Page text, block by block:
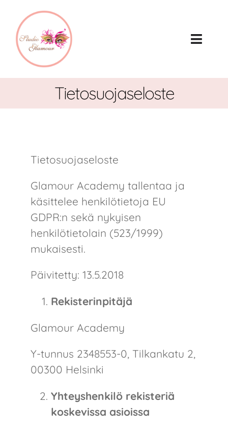
content
Palvelut
Hinnasto
Koulutukset
Lahjakortit
Töihin meille
VARAA AIKA
Tietosuojaseloste
Tietosuojaseloste
Glamour Academy tallentaa ja
käsittelee henkilötietoja EU
GDPR:n sekä nykyisen
henkilötietolain (523/1999)
mukaisesti.
Päivitetty: 13.5.2018
Rekisterinpitäjä
Glamour Academy
Y-tunnus 2348553-0, Tilkankatu 2,
00300 Helsinki
Yhteyshenkilö rekisteriä
koskevissa asioissa